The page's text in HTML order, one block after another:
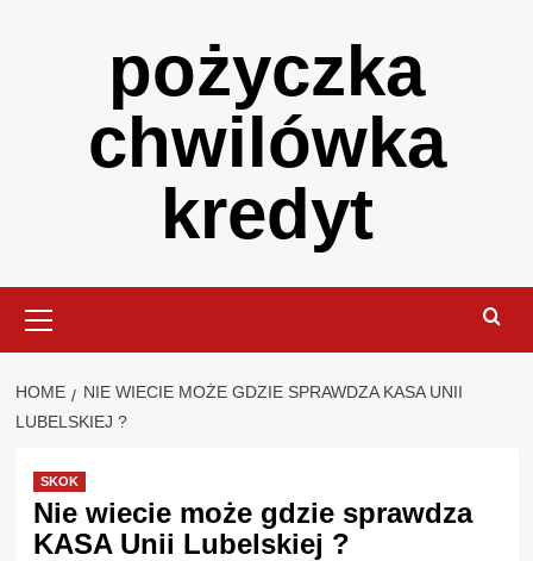
pożyczka
chwilówka
kredyt
Menu
HOME
NIE WIECIE MOŻE GDZIE SPRAWDZA KASA UNII
LUBELSKIEJ ?
SKOK
Nie wiecie może gdzie sprawdza
KASA Unii Lubelskiej ?